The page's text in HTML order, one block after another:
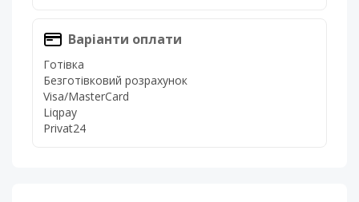
Варіанти оплати
Готівка
Безготівковий розрахунок
Visa/MasterCard
Liqpay
Privat24